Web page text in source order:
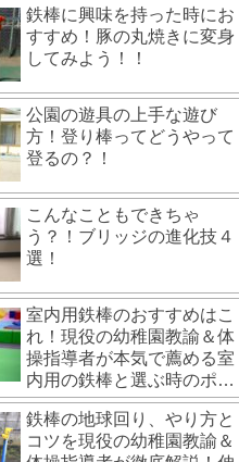
鉄棒に興味を持った時にお
すすめ！豚の丸焼きに変身
してみよう！！
公園の遊具の上手な遊び
方！登り棒ってどうやって
登るの？！
こんなこともできちゃ
う？！ブリッジの進化技４
選！
室内用鉄棒のおすすめはこ
れ！現役の幼稚園教諭＆体
操指導者が本気で薦める室
内用の鉄棒と選ぶ時のポイ
ントとは？！
鉄棒の地球回り、やり方と
コツを現役の幼稚園教諭＆